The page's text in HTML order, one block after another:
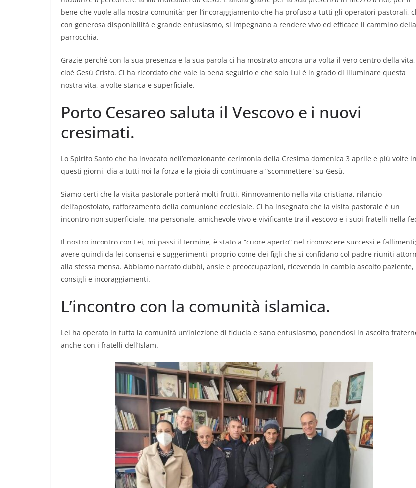
bene che vuole alla nostra comunità; per l’incoraggiamento che ha profuso a tutti gli operatori pastorali,
con generosa disponibilità e grande entusiasmo, si impegnano a rendere vivo ed efficace il cammino della
parrocchia.
Grazie perché con la sua presenza e la sua parola ci ha mostrato ancora una volta il vero centro della vita,
cioè Gesù Cristo. Ci ha ricordato che vale la pena seguirlo e che solo Lui è in grado di illuminare questa
nostra vita, a volte stanca e superficiale.
Porto Cesareo saluta il Vescovo e i nuovi
cresimati.
Lo Spirito Santo che ha invocato nell’emozionante cerimonia della Cresima domenica 3 aprile e più volte in
questi giorni, dia a tutti noi la forza e la gioia di continuare a “scommettere” su Gesù.
Siamo certi che la visita pastorale porterà molti frutti. Rinnovamento nella vita cristiana, rilancio
dell’apostolato, rafforzamento della comunione ecclesiale. Ci ha insegnato che la visita pastorale è un
incontro non superficiale, ma personale, amichevole vivo e vivificante tra il vescovo e i suoi fratelli nella
Il nostro incontro con Lei, mi passi il termine, è stato a “cuore aperto” nel riconoscere successi e
avere quindi da lei consensi e suggerimenti, proprio come dei figli che si confidano col padre riuniti
alla stessa mensa. Abbiamo narrato dubbi, ansie e preoccupazioni, ricevendo in cambio ascolto paziente,
consigli e incoraggiamenti.
L’incontro con la comunità islamica.
Lei ha operato in tutta la comunità un’iniezione di fiducia e sano entusiasmo, ponendosi in ascolto
anche con i fratelli dell’Islam.